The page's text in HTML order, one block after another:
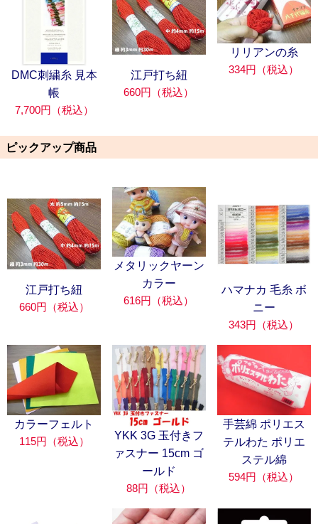
DMC刺繍糸 見本
帳
7,700円（税込）
江戸打ち紐
660円（税込）
リリアンの糸
334円（税込）
ピックアップ商品
江戸打ち紐
660円（税込）
メタリックヤーン
カラー
616円（税込）
ハマナカ 毛糸 ボ
ニー
343円（税込）
カラーフェルト
115円（税込）
YKK 3G 玉付きフ
ァスナー 15cm ゴ
ールド
88円（税込）
手芸綿 ポリエス
テルわた ポリエ
ステル綿
594円（税込）